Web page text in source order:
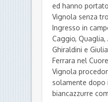
ed hanno
Vignola senza
Ingresso in
Caggio, Quaglia,
Ghiraldini e
Ferrara nel
Vignola
solamente dopo
biancazzurre